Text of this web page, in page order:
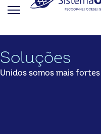
Soluções
Unidos somos mais